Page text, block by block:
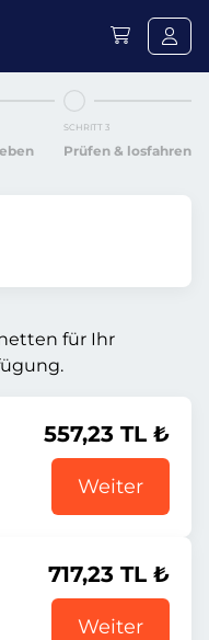
SCHRITT 3
Prüfen & losfahren
für Ihr
557,23 TL ₺
Weiter
717,23 TL ₺
Weiter